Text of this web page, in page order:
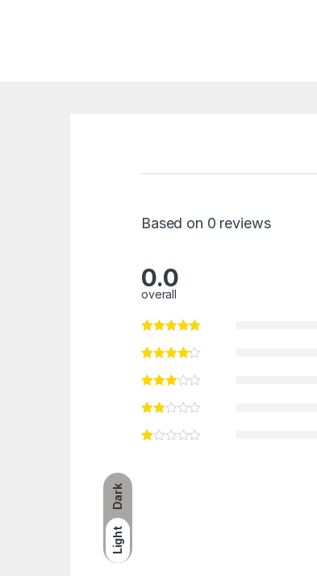
Dark
Light
Based on 0 reviews
0.0
overall